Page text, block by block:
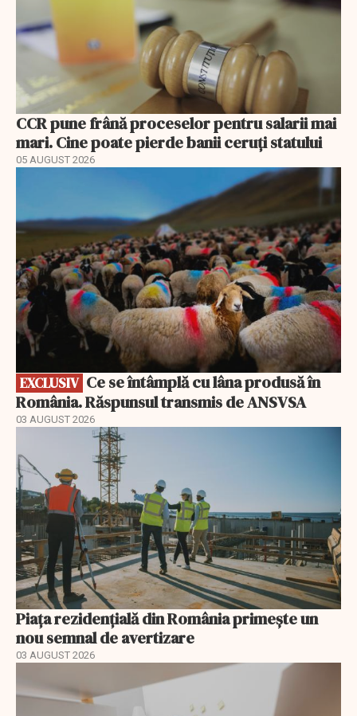
CCR pune frână proceselor pentru salarii mai
mari. Cine poate pierde banii ceruți statului
05 AUGUST 2026
EXCLUSIV
România. Răspunsul transmis de ANSVSA
03 AUGUST 2026
Piața rezidențială din România primește un
nou semnal de avertizare
03 AUGUST 2026